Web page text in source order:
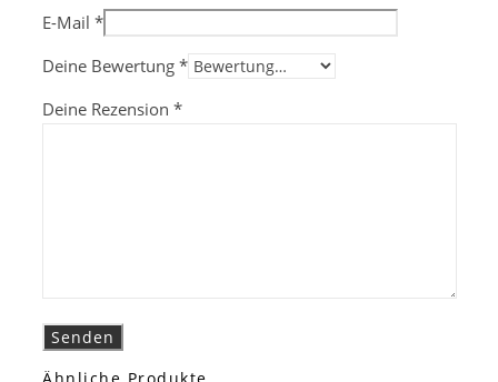
E-Mail *
Deine Bewertung *
Deine Rezension *